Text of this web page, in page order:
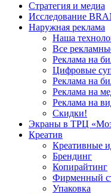
Стратегия и медиа
Исследование
Наружная реклама
Наша
Все
Реклама на
Цифровые
Реклама на
Реклама на
Реклама на
Скидки!
Экраны в ТРЦ
Креатив
Креативные
Брендинг
Копирайтинг
Фирменный
Упаковка